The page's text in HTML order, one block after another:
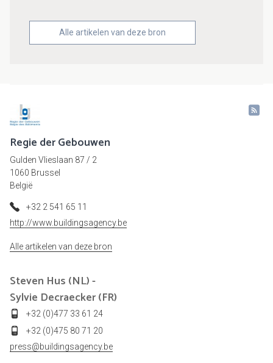
Alle artikelen van deze bron
Regie der Gebouwen
Gulden Vlieslaan 87 / 2
1060 Brussel
België
+32 2 541 65 11
http://www.buildingsagency.be
Alle artikelen van deze bron
Steven Hus (NL) -
Sylvie Decraecker (FR)
+32 (0)477 33 61 24
+32 (0)475 80 71 20
press@buildingsagency.be